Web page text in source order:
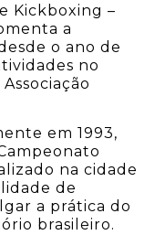
Kickboxing –
a
o ano de
no
em 1993,
na cidade
de
a prática do
brasileiro.